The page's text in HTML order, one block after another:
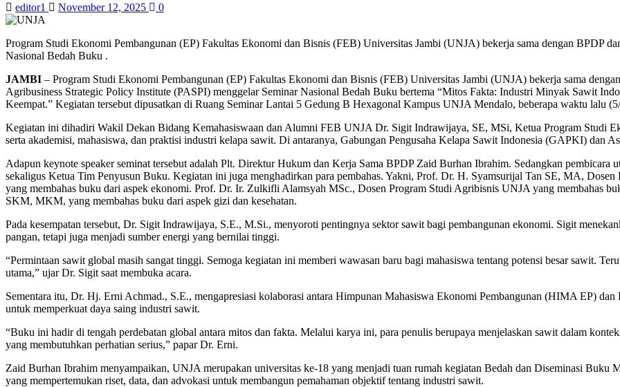
editor1 November 12, 2025 0
Program Studi Ekonomi Pembangunan (EP) Fakultas Ekonomi dan Bisnis (FEB) Universitas Jambi (UNJA) bekerja sama dengan BPDP
Nasional Bedah Buku .
JAMBI – Program Studi Ekonomi Pembangunan (EP) Fakultas Ekonomi dan Bisnis (FEB) Universitas Jambi (UNJA) bekerja sama
Agribusiness Strategic Policy Institute (PASPI) menggelar Seminar Nasional Bedah Buku bertema “Mitos Fakta: Industri Minyak Sawit
Keempat.” Kegiatan tersebut dipusatkan di Ruang Seminar Lantai 5 Gedung B Hexagonal Kampus UNJA Mendalo, beberapa waktu lalu
Kegiatan ini dihadiri Wakil Dekan Bidang Kemahasiswaan dan Alumni FEB UNJA Dr. Sigit Indrawijaya, SE, MSi, Ketua Program Studi
serta akademisi, mahasiswa, dan praktisi industri kelapa sawit. Di antaranya, Gabungan Pengusaha Kelapa Sawit Indonesia (GAPKI) dan
Adapun keynote speaker seminat tersebut adalah Plt. Direktur Hukum dan Kerja Sama BPDP Zaid Burhan Ibrahim. Sedangkan
sekaligus Ketua Tim Penyusun Buku. Kegiatan ini juga menghadirkan para pembahas. Yakni, Prof. Dr. H. Syamsurijal Tan SE, MA,
yang membahas buku dari aspek ekonomi. Prof. Dr. Ir. Zulkifli Alamsyah MSc., Dosen Program Studi Agribisnis UNJA yang membahas
SKM, MKM, yang membahas buku dari aspek gizi dan kesehatan.
Pada kesempatan tersebut, Dr. Sigit Indrawijaya, S.E., M.Si., menyoroti pentingnya sektor sawit bagi pembangunan ekonomi. Sigit
pangan, tetapi juga menjadi sumber energi yang bernilai tinggi.
“Permintaan sawit global masih sangat tinggi. Semoga kegiatan ini memberi wawasan baru bagi mahasiswa tentang potensi besar sawit.
utama,” ujar Dr. Sigit saat membuka acara.
Sementara itu, Dr. Hj. Erni Achmad., S.E., mengapresiasi kolaborasi antara Himpunan Mahasiswa Ekonomi Pembangunan (HIMA EP)
untuk memperkuat daya saing industri sawit.
“Buku ini hadir di tengah perdebatan global antara mitos dan fakta. Melalui karya ini, para penulis berupaya menjelaskan sawit dalam
yang membutuhkan perhatian serius,” papar Dr. Erni.
Zaid Burhan Ibrahim menyampaikan, UNJA merupakan universitas ke-18 yang menjadi tuan rumah kegiatan Bedah dan Diseminasi Buku
yang mempertemukan riset, data, dan advokasi untuk membangun pemahaman objektif tentang industri sawit.